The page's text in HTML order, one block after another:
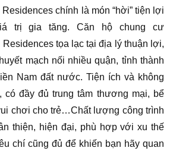
chính là món “hời” tiện lợi
trị gia tăng. Căn hộ chung cư
Residences tọa lạc tại địa lý thuận lợi,
mạch nối nhiều quận, tỉnh thành
Nam đất nước. Tiện ích và không
có đầy đủ trung tâm thương mại, bể
chơi cho trẻ…Chất lượng công trình
thiện, hiện đại, phù hợp với xu thế
chí cũng đủ để khiến bạn hãy quan